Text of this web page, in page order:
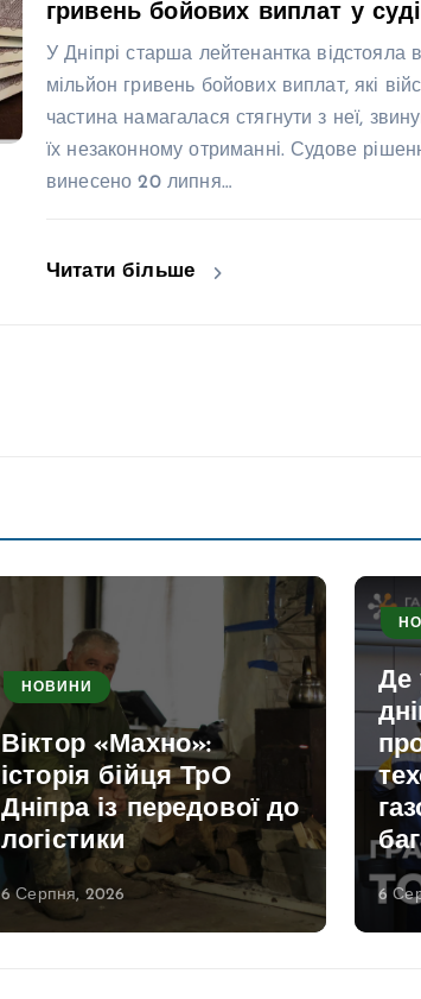
гривень бойових виплат у суді
У Дніпрі старша лейтенантка відстояла
мільйон гривень бойових виплат, які
частина намагалася стягнути з неї,
їх незаконному отриманні. Судове
винесено 20 липня…
Читати більше
НОВИНИ
Віктор «Махно»:
історія бійця ТрО
Дніпра із передової до
логістики
6 Серпня, 2026
Де
6